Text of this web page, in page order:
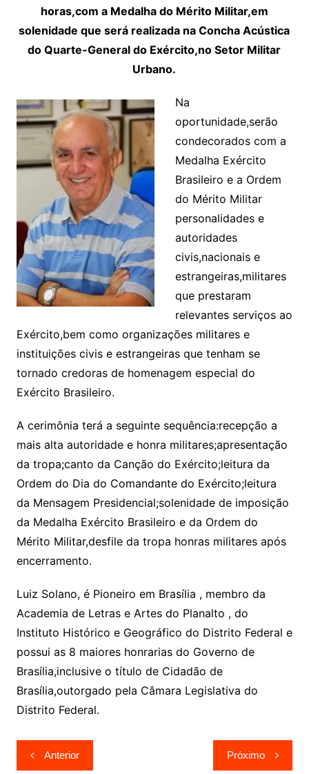
horas,com a Medalha do Mérito Militar,em
solenidade que será realizada na Concha Acústica
do Quarte-General do Exército,no Setor Militar
Urbano.
Na
oportunidade,serão
condecorados com a
Medalha Exército
Brasileiro e a Ordem
do Mérito Militar
personalidades e
autoridades
civis,nacionais e
estrangeiras,militares
que prestaram
relevantes serviços ao
Exército,bem como organizações militares e
instituições civis e estrangeiras que tenham se
tornado credoras de homenagem especial do
Exército Brasileiro.
A cerimônia terá a seguinte sequência:recepção a
mais alta autoridade e honra militares;apresentação
da tropa;canto da Canção do Exército;leitura da
Ordem do Dia do Comandante do Exército;leitura
da Mensagem Presidencial;solenidade de imposição
da Medalha Exército Brasileiro e da Ordem do
Mérito Militar,desfile da tropa honras militares após
encerramento.
Luiz Solano, é Pioneiro em Brasília , membro da
Academia de Letras e Artes do Planalto , do
Instituto Histórico e Geográfico do Distrito Federal e
possui as 8 maiores honrarias do Governo de
Brasília,inclusive o título de Cidadão de
Brasília,outorgado pela Câmara Legislativa do
Distrito Federal.
Navegação
Anterior Próximo